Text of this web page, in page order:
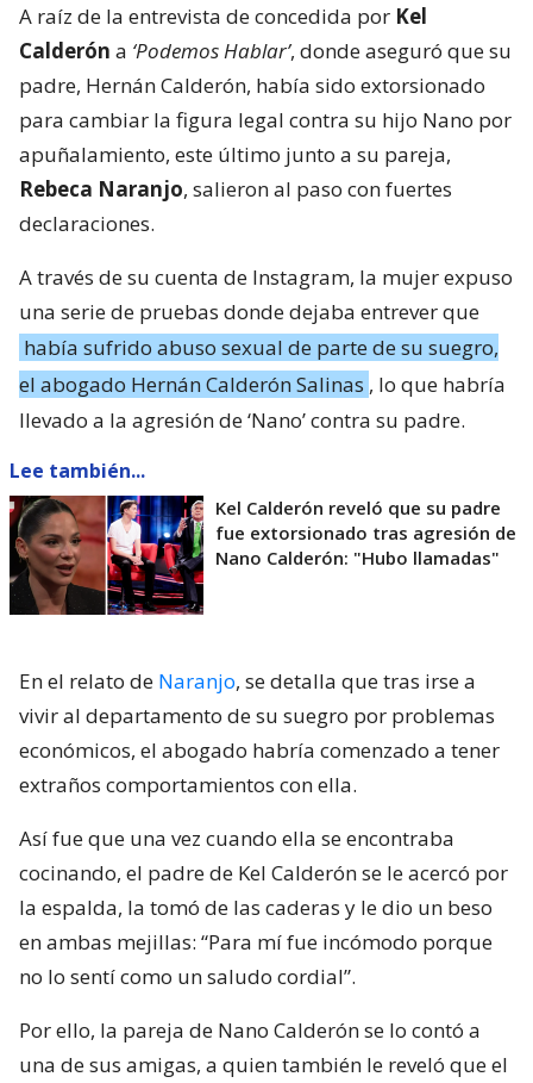
A raíz de la entrevista de concedida por Kel
Calderón a ‘Podemos Hablar’, donde aseguró que su
padre, Hernán Calderón, había sido extorsionado
para cambiar la figura legal contra su hijo Nano por
apuñalamiento, este último junto a su pareja,
Rebeca Naranjo, salieron al paso con fuertes
declaraciones.
A través de su cuenta de Instagram, la mujer expuso
una serie de pruebas donde dejaba entrever que
había sufrido abuso sexual de parte de su suegro,
el abogado Hernán Calderón Salinas , lo que habría
llevado a la agresión de ‘Nano’ contra su padre.
Lee también...
Kel Calderón reveló que su padre
fue extorsionado tras agresión de
Nano Calderón: "Hubo llamadas"
En el relato de Naranjo, se detalla que tras irse a
vivir al departamento de su suegro por problemas
económicos, el abogado habría comenzado a tener
extraños comportamientos con ella.
Así fue que una vez cuando ella se encontraba
cocinando, el padre de Kel Calderón se le acercó por
la espalda, la tomó de las caderas y le dio un beso
en ambas mejillas: “Para mí fue incómodo porque
no lo sentí como un saludo cordial”.
Por ello, la pareja de Nano Calderón se lo contó a
una de sus amigas, a quien también le reveló que el